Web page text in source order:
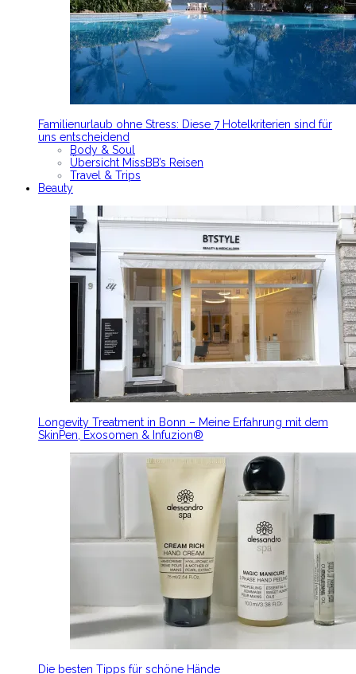
Familienurlaub ohne Stress: Diese 7 Hotelkriterien sind für
uns entscheidend
Body & Soul
Übersicht MissBB’s Reisen
Travel & Trips
Beauty
Longevity Treatment in Bonn – Meine Erfahrung mit dem
SkinPen, Exosomen & Infuzion®
Die besten Tipps für schöne Hände